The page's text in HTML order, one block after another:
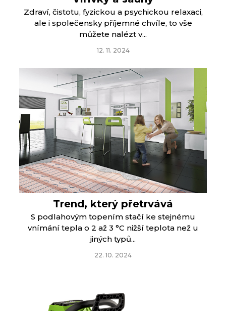
Zdraví, čistotu, fyzickou a psychickou relaxaci,
ale i společensky příjemné chvíle, to vše
můžete nalézt v...
12. 11. 2024
Trend, který přetrvává
S podlahovým topením stačí ke stejnému
vnímání tepla o 2 až 3 °C nižší teplota než u
jiných typů...
22. 10. 2024